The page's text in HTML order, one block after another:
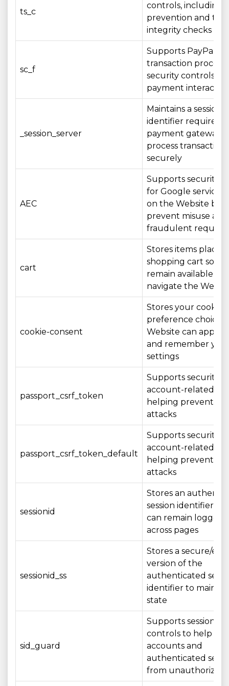
ts_c
controls, including
prevention and
integrity checks
sc_f
Supports PayPal
transaction
security controls
payment
_session_server
Maintains a session
identifier required
payment gateway
process transactions
securely
AEC
Supports security
for Google services
on the Website by
prevent misuse and
fraudulent
cart
Stores items
shopping cart so
remain available as
navigate the
cookie-consent
Stores your cookie
preference choices
Website can apply
and remember
settings
passport_csrf_token
Supports security of
account-related
helping prevent
attacks
passport_csrf_token_default
Supports security of
account-related
helping prevent
attacks
sessionid
Stores an
session identifier so
can remain logged
across pages
sessionid_ss
Stores a secure/
version of the
authenticated
identifier to
state
sid_guard
Supports session
controls to help
accounts and
authenticated
from unauthorized